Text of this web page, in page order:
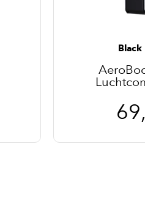
Black